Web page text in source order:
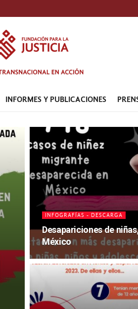
INFORMES Y PUBLICACIONES
INFOGRAFÍAS - DESCARGA
Desapariciones de
México